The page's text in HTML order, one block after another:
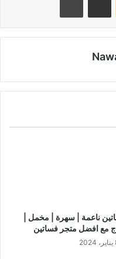
ناعمة | سهرة | مخمل |
مع افضل متجر فساتين